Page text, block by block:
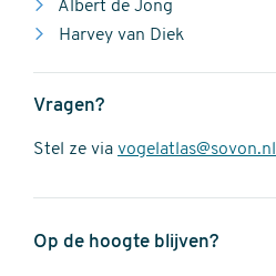
Albert de Jong
Harvey van Diek
Vragen?
Stel ze via vogelatlas@sovon.nl
Op de hoogte blijven?